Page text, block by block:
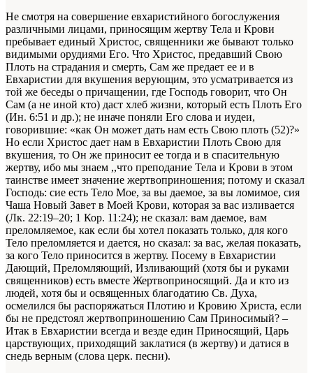
Не смотря на совершение евхаристийного богослужения
различными лицами, приносящим жертву Тела и Крови
пребывает единый Христос, священники же бывают только
видимыми орудиями Его. Что Христос, предавший Свою
Плоть на страдания и смерть, Сам же предает ее и в
Евхаристии для вкушения верующим, это усматривается из
той же беседы о причащении, где Господь говорит, что Он
Сам (а не иной кто) даст хлеб жизни, который есть Плоть Его
(Ин. 6:51 и др.); не иначе поняли Его слова и иудеи,
говорившие: «как Он может дать нам есть Свою плоть (52)?»
Но если Христос дает нам в Евхаристии Плоть Свою для
вкушения, то Он же приносит ее тогда и в спасительную
жертву, ибо мы знаем ,,что преподание Тела и Крови в этом
таинстве имеет значение жертвоприношения; потому и сказал
Господь: сие есть Тело Мое, за вы даемое, за вы ломимое, сия
Чаша Новый Завет в Моей Крови, которая за вас изливается
(Лк. 22:19–20; 1 Кор. 11:24); не сказал: вам даемое, вам
преломляемое, как если бы хотел показать только, для кого
Тело преломляется и дается, но сказал: за вас, желая показать,
за кого Тело приносится в жертву. Посему в Евхаристии
Дающий, Преломляющий, Изливающий (хотя бы и руками
священников) есть вместе Жертвоприносящий. Да и кто из
людей, хотя бы и освященных благодатию Св. Духа,
осмелился бы распоряжаться Плотию и Кровию Христа, если
бы не предстоял жертвоприношению Сам Приносимый? –
Итак в Евхаристии всегда и везде един Приносящий, Царь
царствующих, приходящий заклатися (в жертву) и датися в
снедь верным (слова церк. песни).